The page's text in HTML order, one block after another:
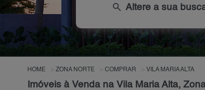
search Altere a sua
HOME ZONA NORTE COMPRAR VILA MARIA ALTA
Imóveis à Venda na Vila Maria Alta,